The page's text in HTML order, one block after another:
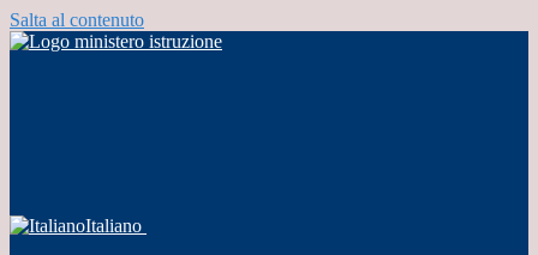
Salta al contenuto
Italiano